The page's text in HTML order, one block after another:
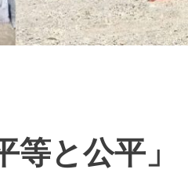
と公平」